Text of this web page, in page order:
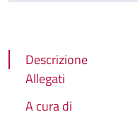
Descrizione
Allegati
A cura di